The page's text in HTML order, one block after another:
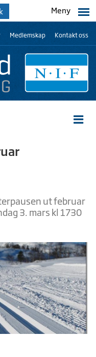
Meny
Medlemskap Kontakt oss
ut februar
3. mars kl 1730